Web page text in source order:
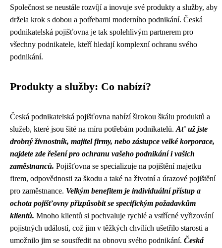
Společnost se neustále rozvíjí a inovuje své produkty a služby, aby
držela krok s dobou a potřebami moderního podnikání. Česká
podnikatelská pojišťovna je tak spolehlivým partnerem pro
všechny podnikatele, kteří hledají komplexní ochranu svého
podnikání.
Produkty a služby: Co nabízí?
Česká podnikatelská pojišťovna nabízí širokou škálu produktů a
služeb, které jsou šité na míru potřebám podnikatelů. Ať už jste
drobný živnostník, majitel firmy, nebo zástupce velké korporace,
najdete zde řešení pro ochranu vašeho podnikání i vašich
zaměstnanců. Pojišťovna se specializuje na pojištění majetku
firem, odpovědnosti za škodu a také na životní a úrazové pojištění
pro zaměstnance. Velkým benefitem je individuální přístup a
ochota pojišťovny přizpůsobit se specifickým požadavkům
klientů. Mnoho klientů si pochvaluje rychlé a vstřícné vyřizování
pojistných událostí, což jim v těžkých chvílích ušetřilo starosti a
umožnilo jim se soustředit na obnovu svého podnikání. Česká